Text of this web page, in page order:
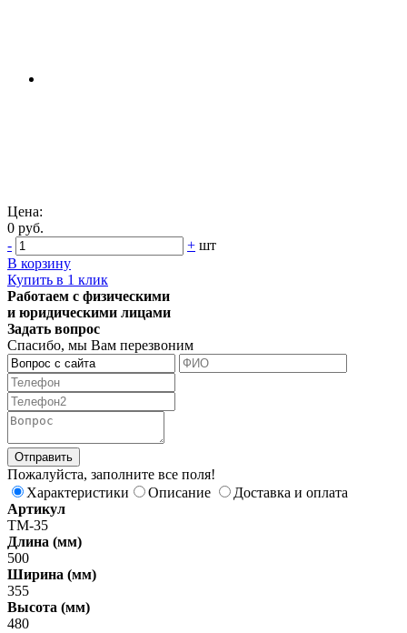
Цена:
0 руб.
-
+ шт
В корзину
Купить в 1 клик
Работаем с физическими
и юридическими лицами
Задать вопрос
Спасибо, мы Вам перезвоним
Пожалуйста, заполните все поля!
Характеристики
Описание
Доставка и оплата
Артикул
ТМ-35
Длина (мм)
500
Ширина (мм)
355
Высота (мм)
480